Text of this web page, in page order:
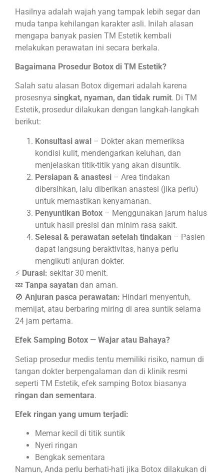
Hasilnya adalah wajah yang tampak lebih segar dan
muda tanpa kehilangan karakter asli. Inilah alasan
mengapa banyak pasien TM Estetik kembali
melakukan perawatan ini secara berkala.
Bagaimana Prosedur Botox di TM Estetik?
Salah satu alasan Botox digemari adalah karena
prosesnya singkat, nyaman, dan tidak rumit. Di TM
Estetik, prosedur dilakukan dengan langkah-langkah
berikut:
Konsultasi awal – Dokter akan memeriksa
kondisi kulit, mendengarkan keluhan, dan
menjelaskan titik-titik yang akan disuntik.
Persiapan & anastesi – Area tindakan
dibersihkan, lalu diberikan anastesi (jika perlu)
untuk memastikan kenyamanan.
Penyuntikan Botox – Menggunakan jarum halus
untuk hasil presisi dan minim rasa sakit.
Selesai & perawatan setelah tindakan – Pasien
dapat langsung beraktivitas, hanya perlu
mengikuti anjuran dokter.
⚡ Durasi: sekitar 30 menit.
💤 Tanpa sayatan dan aman.
🚫 Anjuran pasca perawatan: Hindari menyentuh,
memijat, atau berbaring miring di area suntik selama
24 jam pertama.
Efek Samping Botox — Wajar atau Bahaya?
Setiap prosedur medis tentu memiliki risiko, namun di
tangan dokter berpengalaman dan di klinik resmi
seperti TM Estetik, efek samping Botox biasanya
ringan dan sementara.
Efek ringan yang umum terjadi:
Memar kecil di titik suntik
Nyeri ringan
Bengkak sementara
Namun, Anda perlu berhati-hati jika Botox dilakukan di